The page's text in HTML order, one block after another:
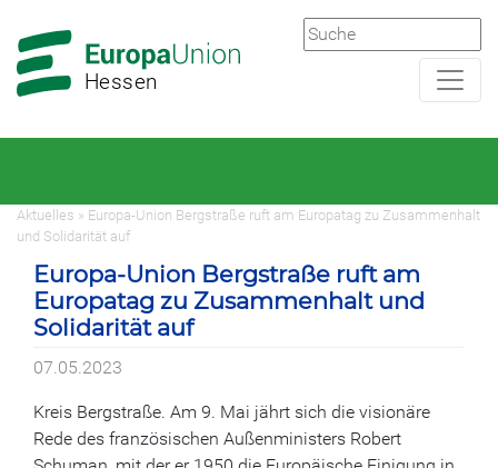
Hauptnavigation
Hauptbereich
Hessen
Aktuelles » Europa-Union Bergstraße ruft am Europatag zu Zusammenhalt
und Solidarität auf
Europa-Union Bergstraße ruft am
Europatag zu Zusammenhalt und
Solidarität auf
07.05.2023
Kreis Bergstraße. Am 9. Mai jährt sich die visionäre
Rede des französischen Außenministers Robert